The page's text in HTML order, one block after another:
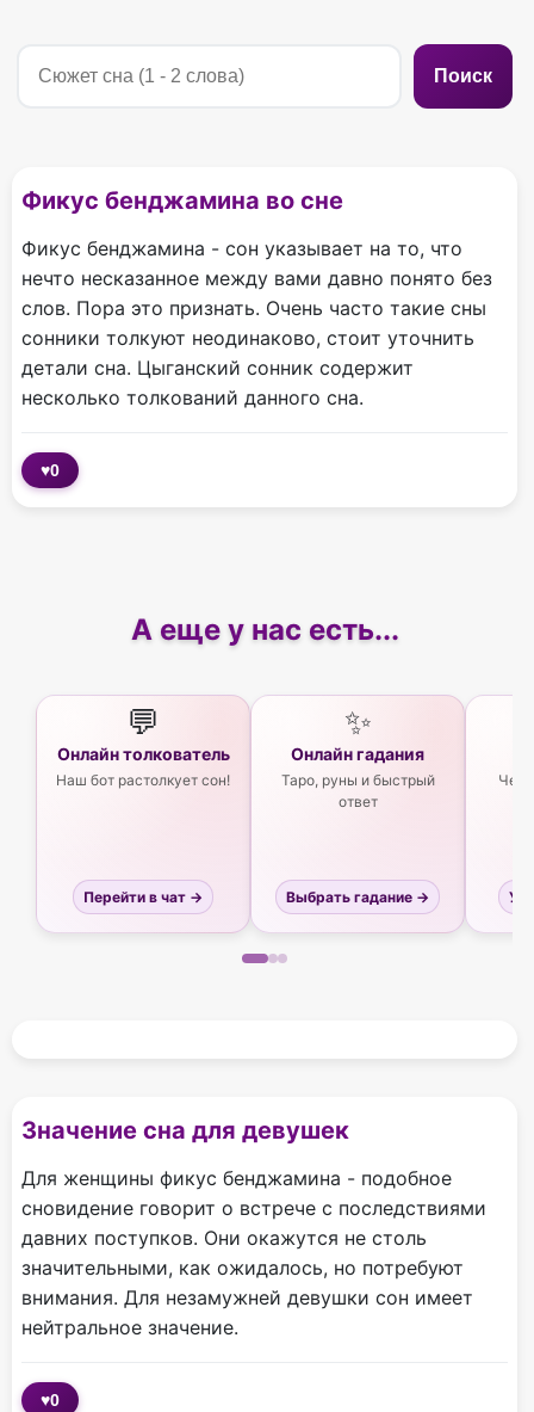
Поиск
Фикус бенджамина во сне
Фикус бенджамина - сон указывает на то, что
нечто несказанное между вами давно понято без
слов. Пора это признать. Очень часто такие сны
сонники толкуют неодинаково, стоит уточнить
детали сна. Цыганский сонник содержит
несколько толкований данного сна.
♥0
А еще у нас есть...
💬
Онлайн толкователь
Наш бот растолкует сон!
Перейти в чат →
✨
Онлайн гадания
Таро, руны и быстрый
ответ
Выбрать гадание →
Значение сна для девушек
Для женщины фикус бенджамина - подобное
сновидение говорит о встрече с последствиями
давних поступков. Они окажутся не столь
значительными, как ожидалось, но потребуют
внимания. Для незамужней девушки сон имеет
нейтральное значение.
♥0